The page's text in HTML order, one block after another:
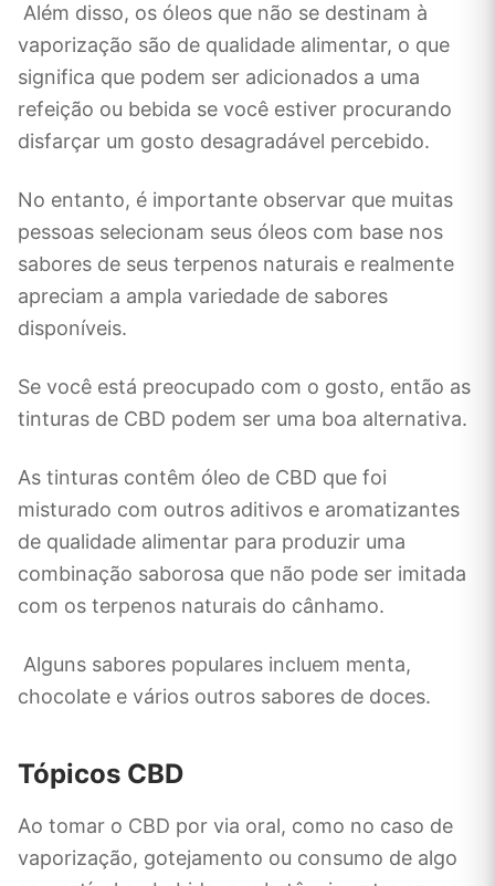
Além disso, os óleos que não se destinam à
vaporização são de qualidade alimentar, o que
significa que podem ser adicionados a uma
refeição ou bebida se você estiver procurando
disfarçar um gosto desagradável percebido.
No entanto, é importante observar que muitas
pessoas selecionam seus óleos com base nos
sabores de seus terpenos naturais e realmente
apreciam a ampla variedade de sabores
disponíveis.
Se você está preocupado com o gosto, então as
tinturas de CBD podem ser uma boa alternativa.
As tinturas contêm óleo de CBD que foi
misturado com outros aditivos e aromatizantes
de qualidade alimentar para produzir uma
combinação saborosa que não pode ser imitada
com os terpenos naturais do cânhamo.
Alguns sabores populares incluem menta,
chocolate e vários outros sabores de doces.
Tópicos CBD
Ao tomar o CBD por via oral, como no caso de
vaporização, gotejamento ou consumo de algo